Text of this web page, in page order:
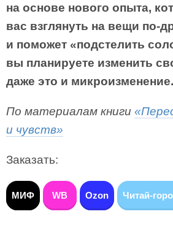
на основе нового опыта,
вас взглянуть на вещи по-
и поможет «подстелить
вы планируете изменить
даже это и микроизменение.
По материалам книги
и чувств»
Заказать:
МИФ WB Ozon Читай-